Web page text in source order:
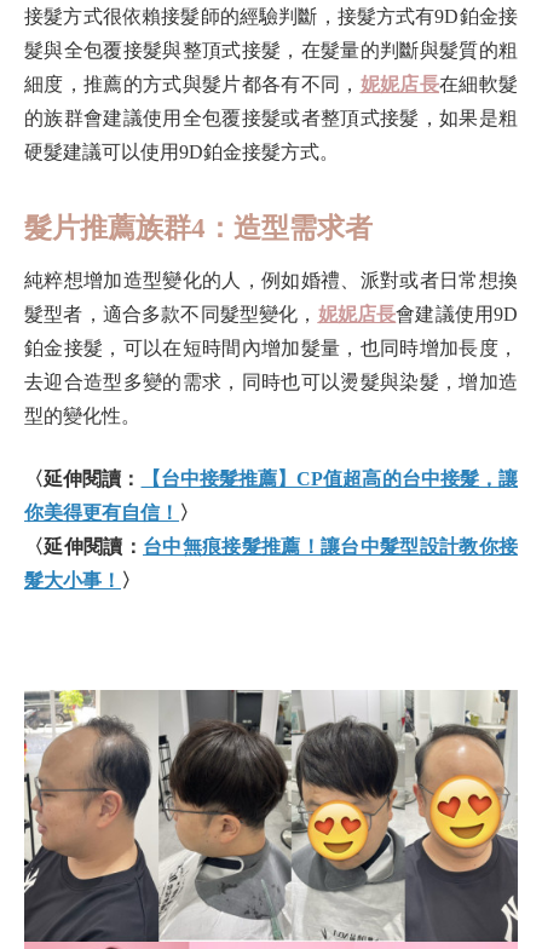
接髮方式很依賴接髮師的經驗判斷，接髮方式有9D鉑金接
髮與全包覆接髮與整頂式接髮，在髮量的判斷與髮質的粗
細度，推薦的方式與髮片都各有不同， 妮妮店長在細軟髮
的族群會建議使用全包覆接髮或者整頂式接髮，如果是粗
硬髮建議可以使用9D鉑金接髮方式。
髮片推薦族群4：造型需求者
純粹想增加造型變化的人，例如婚禮、派對或者日常想換
髮型者，適合多款不同髮型變化， 妮妮店長會建議使用9D
鉑金接髮，可以在短時間內增加髮量，也同時增加長度，
去迎合造型多變的需求，同時也可以燙髮與染髮，增加造
型的變化性。
〈延伸閱讀：
【台中接髮推薦】CP值超高的台中接髮，讓
你美得更有自信！ 〉
〈延伸閱讀： 台中無痕接髮推薦！讓台中髮型設計教你接
髮大小事！ 〉